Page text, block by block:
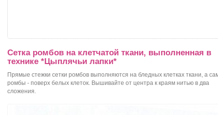
Сетка ромбов на клетчатой ткани, выполненная в
технике *Цыплячьи лапки*
Прямые стежки сетки ромбов выполняются на бледных клетках ткани, а
ромбы - поверх белых клеток. Вышивайте от центра к краям нитью в два
сложения.